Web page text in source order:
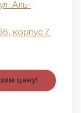
Аль-
корпус 7
цену!